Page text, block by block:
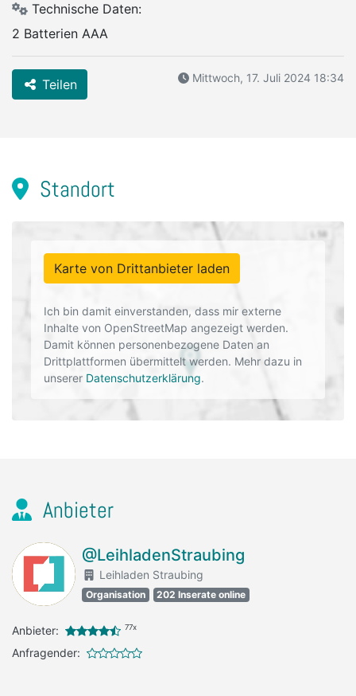
Technische Daten:
2 Batterien AAA
Teilen Mittwoch, 17. Juli 2024 18:34
Standort
Karte von Drittanbieter laden
Ich bin damit einverstanden, dass mir externe
Inhalte von OpenStreetMap angezeigt werden.
Damit können personenbezogene Daten an
Drittplattformen übermittelt werden. Mehr dazu in
unserer Datenschutzerklärung.
Anbieter
@LeihladenStraubing
Leihladen Straubing
Organisation 202 Inserate online
Anbieter: 77x
Anfragender: